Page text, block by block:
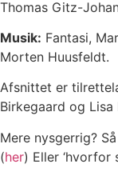
Thomas Gitz-
Musik: Fantasi,
Morten Huusfeldt.
Afsnittet er
Birkegaard og Lisa
Mere nysgerrig?
(her) Eller ‘hvorfor